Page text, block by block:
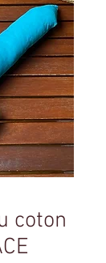
coton